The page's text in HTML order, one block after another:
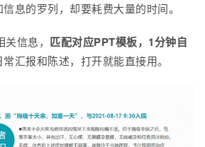
息的罗列，却要耗费大量的时间。
信息， 匹配对应PPT模板，1分钟自
常汇报和陈述，打开就能直接用。